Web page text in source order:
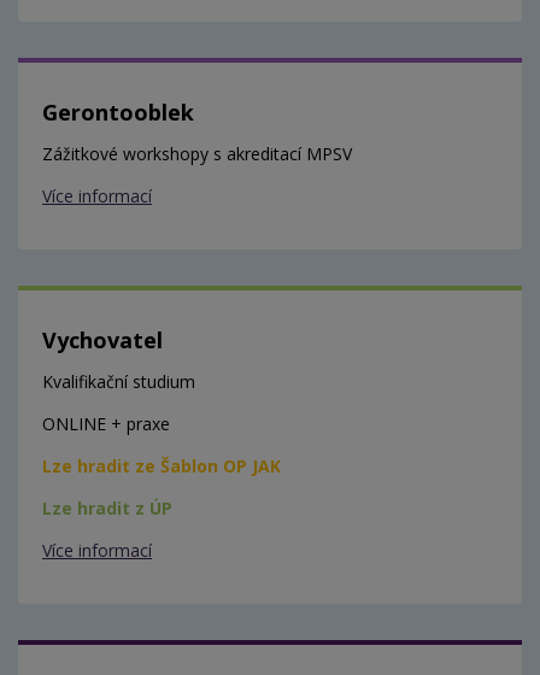
Gerontooblek
Zážitkové workshopy s akreditací MPSV
Více informací
Vychovatel
Kvalifikační studium
ONLINE + praxe
Lze hradit ze Šablon OP JAK
Lze hradit z ÚP
Více informací